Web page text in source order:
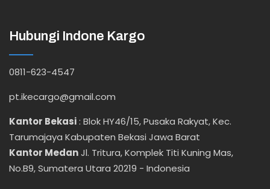
Hubungi Indone Kargo
0811-623-4547
pt.ikecargo@gmail.com
Kantor Bekasi: Blok HY46/15, Pusaka Rakyat, Kec.
Tarumajaya Kabupaten Bekasi Jawa Barat
Kantor MedanJl. Tritura, Komplek Titi Kuning Mas,
No.B9, Sumatera Utara 20219 - Indonesia